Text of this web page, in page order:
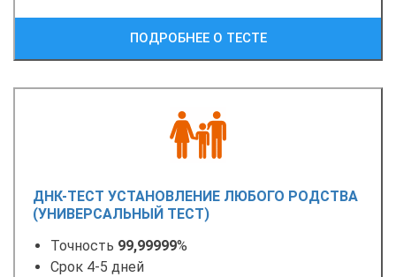
ПОДРОБНЕЕ О ТЕСТЕ
ДНК-ТЕСТ УСТАНОВЛЕНИЕ ЛЮБОГО РОДСТВА
(УНИВЕРСАЛЬНЫЙ ТЕСТ)
Точность 99,99999%
Срок 4-5 дней